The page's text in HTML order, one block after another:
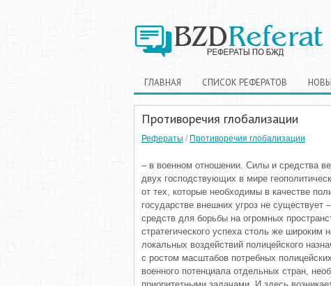
ГЛАВНАЯ СПИСОК РЕФЕРАТОВ
Противоречия глобализации
Рефераты / Противоречия глобализации
– в военном отношении. Силы и средства
двух господствующих в мире
от тех, которые необходимы в качестве
государстве внешних угроз не
средств для борьбы на огромных
стратегического успеха столь же
локальных воздействий полицейского
с ростом масштабов потребных
военного потенциала отдельных стран,